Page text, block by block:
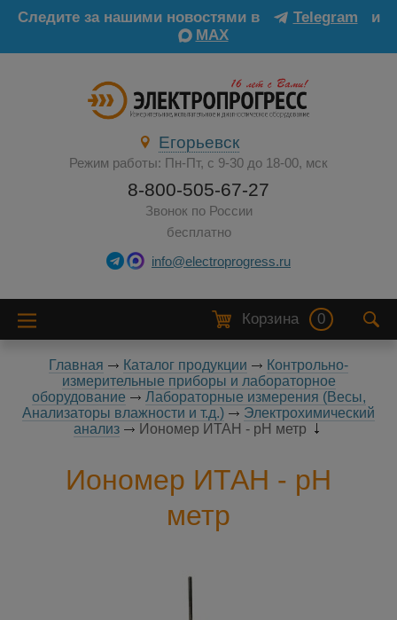
Следите за нашими новостями в Telegram
и
MAX
Егорьевск
Режим работы: Пн-Пт, с 9-30 до 18-00, мск
8-800-505-67-27
Звонок по России
бесплатно
info@electroprogress.ru
Корзина 0
Главная Каталог продукции
Контрольно-
измерительные приборы и лабораторное
оборудование
Лабораторные измерения (Весы,
Анализаторы влажности и т.д.)
Электрохимический
анализ
Иономер ИТАН - рН метр
Иономер ИТАН - рН
метр